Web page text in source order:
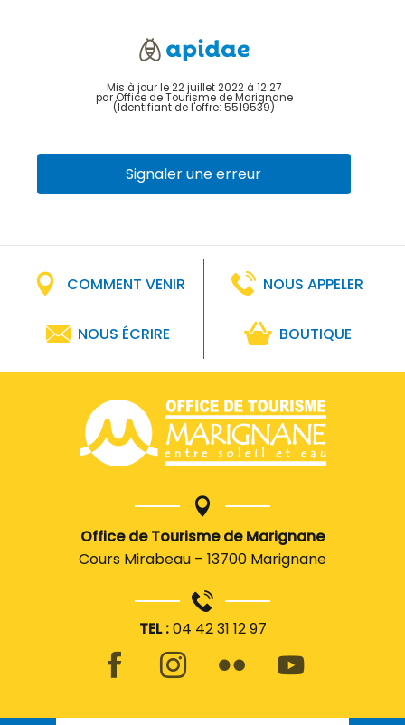
Mis à jour le 22 juillet 2022 à 12:27
par Office de Tourisme de Marignane
(Identifiant de l'offre: 5519539)
Signaler une erreur
COMMENT VENIR NOUS APPELER
NOUS ÉCRIRE BOUTIQUE
Office de Tourisme de Marignane
Cours Mirabeau – 13700 Marignane
TEL :04 42 31 12 97